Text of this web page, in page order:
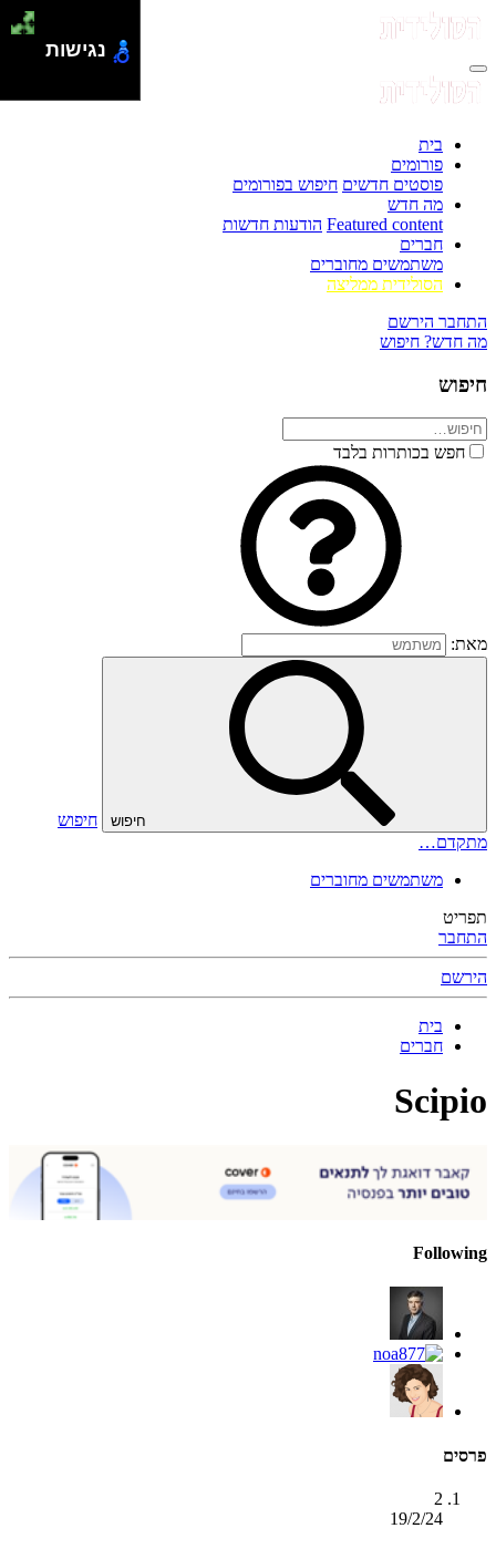
בית
פורומים
פוסטים חדשים חיפוש בפורומים
מה חדש
Featured content הודעות חדשות
חברים
משתמשים מחוברים
הסולידית ממליצה
התחבר הירשם
מה חדש? חיפוש
חיפוש
חפש בכותרות בלבד
מאת:
חיפוש
חיפוש
מתקדם…
משתמשים מחוברים
תפריט
התחבר
הירשם
בית
חברים
Scipio
Following
פרסים
2
19/2/24
נגישות